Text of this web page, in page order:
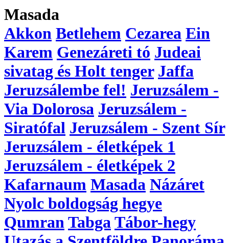
Masada
Akkon Betlehem Cezarea Ein
Karem Genezáreti tó Judeai
sivatag és Holt tenger Jaffa
Jeruzsálembe fel! Jeruzsálem -
Via Dolorosa Jeruzsálem -
Siratófal Jeruzsálem - Szent Sír
Jeruzsálem - életképek 1
Jeruzsálem - életképek 2
Kafarnaum Masada Názáret
Nyolc boldogság hegye
Qumran Tabga Tábor-hegy